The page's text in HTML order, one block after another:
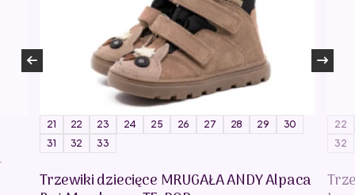
21 22 23 24 25 26 27 28 29
30
31
32 33
Trzewiki dziecięce MRUGAŁA ANDY Alpaca
22
32